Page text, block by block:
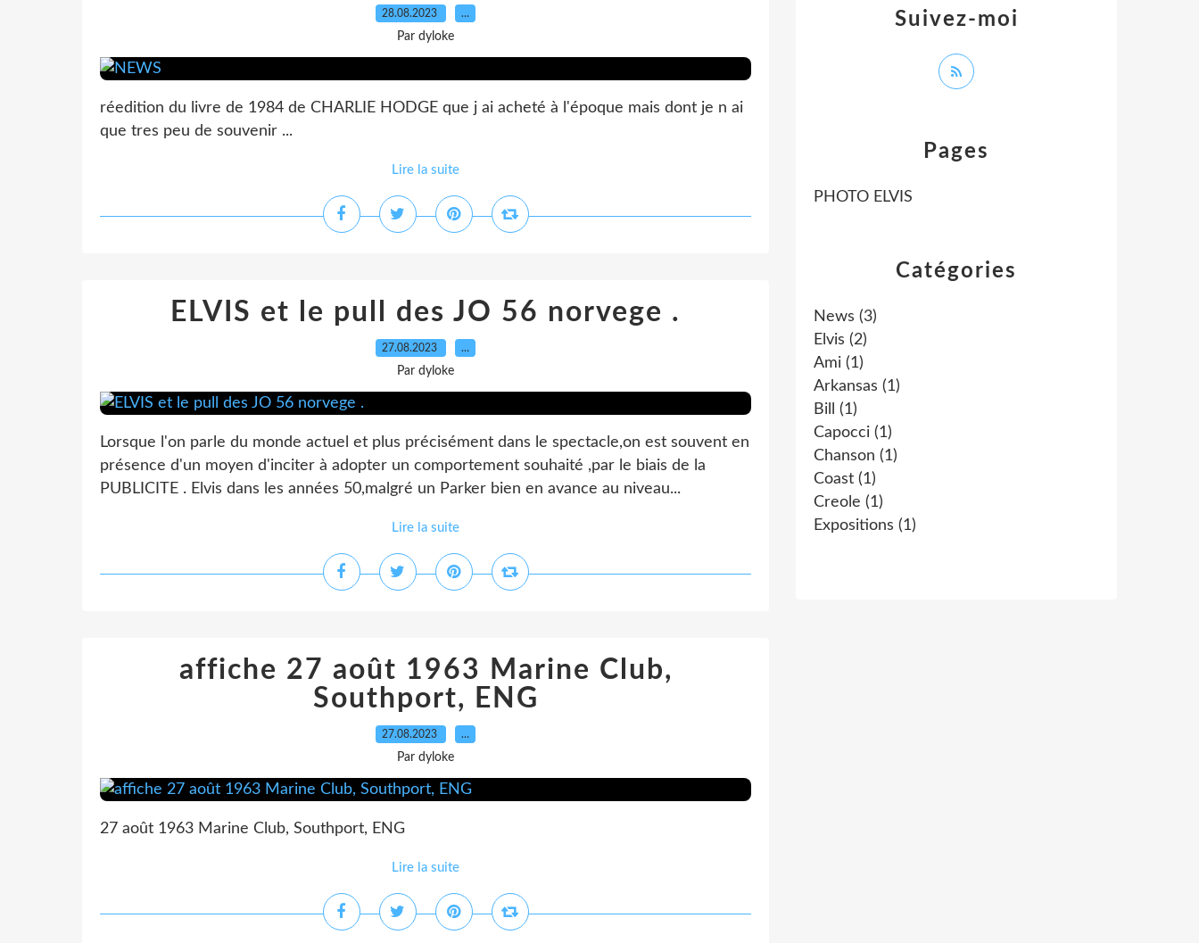
28.08.2023 …
Par dyloke
réedition du livre de 1984 de CHARLIE HODGE que j ai acheté à l'époque mais dont je n ai
que tres peu de souvenir ...
Lire la suite
ELVIS et le pull des JO 56 norvege .
27.08.2023 …
Par dyloke
Lorsque l'on parle du monde actuel et plus précisément dans le spectacle,on est souvent en
présence d'un moyen d'inciter à adopter un comportement souhaité ,par le biais de la
PUBLICITE . Elvis dans les années 50,malgré un Parker bien en avance au niveau...
Lire la suite
affiche 27 août 1963 Marine Club,
Southport, ENG
27.08.2023 …
Par dyloke
27 août 1963 Marine Club, Southport, ENG
Lire la suite
Catégories
News (3)
Elvis (2)
Ami (1)
Arkansas (1)
Bill
(1)
Capocci (1)
Chanson (1)
Coast (1)
Creole (1)
Expositions (1)
Pages
PHOTO ELVIS
Suivez-moi